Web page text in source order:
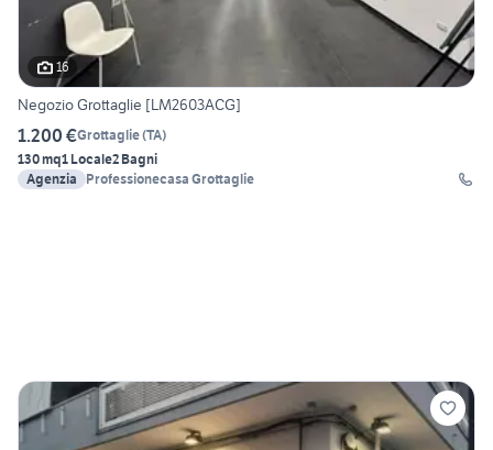
16
Negozio Grottaglie [LM2603ACG]
1.200 €Grottaglie(TA)
130 mq1 Locale2 Bagni
Agenzia
Professionecasa Grottaglie